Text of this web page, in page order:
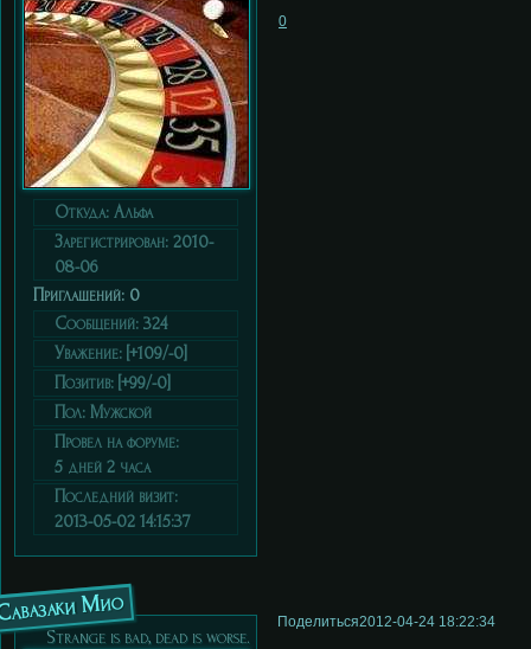
Откуда: Альфа
Зарегистрирован: 2010-
08-06
Приглашений: 0
Сообщений: 324
Уважение: [+109/-0]
Позитив: [+99/-0]
Пол: Мужской
Провел на форуме:
5 дней 2 часа
Последний визит:
2013-05-02 14:15:37
0
Поделиться2012-04-24 18:22:34
Мио
Strange is bad, dead is worse.